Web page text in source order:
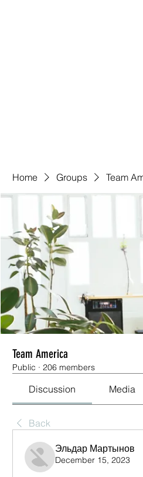
Home Groups Team
Team America
Public · 206 members
Discussion Media
Back
Эльдар Мартынов
December 15, 2023